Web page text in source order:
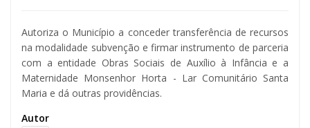
Autoriza o Município a conceder transferência de recursos
na modalidade subvenção e firmar instrumento de parceria
com a entidade Obras Sociais de Auxílio à Infância e a
Maternidade Monsenhor Horta - Lar Comunitário Santa
Maria e dá outras providências.
Autor